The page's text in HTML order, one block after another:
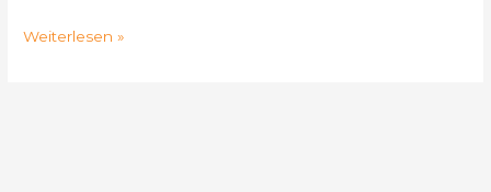
Weiterlesen »